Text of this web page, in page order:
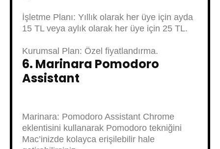
İşletme Planı: Yıllık olarak her üye için ayda
15 TL veya aylık olarak her üye için 25 TL.
Kurumsal Plan: Özel fiyatlandırma.
6. Marinara Pomodoro
Assistant
Marinara: Pomodoro Assistant Chrome
eklentisini kullanarak Pomodoro tekniğini
Mac’inizde kolayca erişilebilir hale